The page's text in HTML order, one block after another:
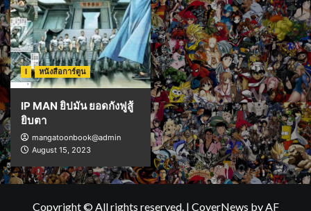
I หนังสือการ์ตูน
IP MAN ยิปมัน ยอดกังฟูสู้
ยิบตา
mangatoonbook@admin
August 15, 2023
Copyright © All rights reserved. | CoverNews by AF